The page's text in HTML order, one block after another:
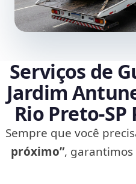
Serviços de
Jardim
Rio
Sempre que você
próximo”,